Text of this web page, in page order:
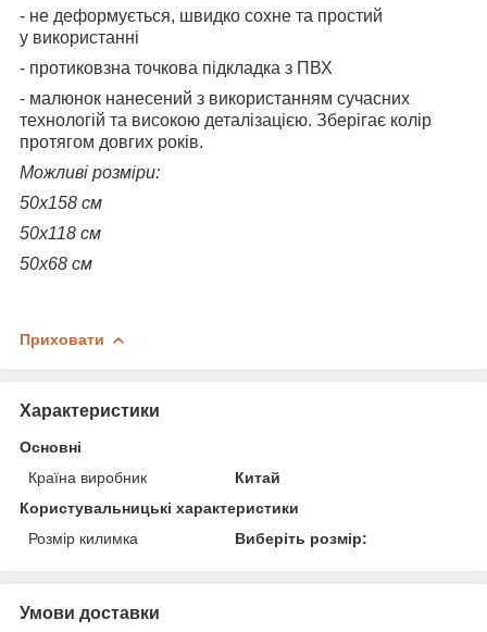
- не деформується, швидко сохне та простий
у використанні
- протиковзна точкова підкладка з ПВХ
- малюнок нанесений з використанням сучасних
технологій та високою деталізацією. Зберігає колір
протягом довгих років.
Можливі розміри:
50х158 см
50х118 см
50х68 см
Приховати
Характеристики
Основні
Країна виробник
Китай
Користувальницькі характеристики
Розмір килимка
Виберіть розмір:
Умови доставки